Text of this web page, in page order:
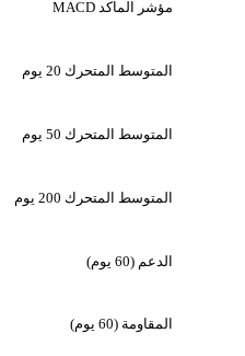
مؤشر الماكد MACD
المتوسط المتحرك 20 يوم
المتوسط المتحرك 50 يوم
المتوسط المتحرك 200 يوم
الدعم (60 يوم)
المقاومة (60 يوم)